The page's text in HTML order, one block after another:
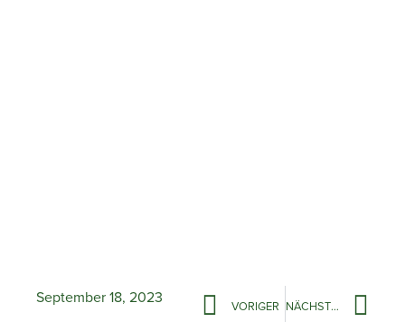
September 18, 2023 VORIGER NÄCHSTER